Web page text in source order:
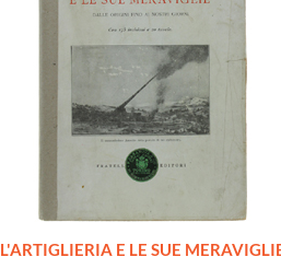
L'ARTIGLIERIA E LE SUE